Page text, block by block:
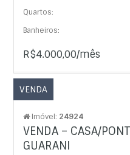
Quartos:
Banheiros:
R$4.000,00/mês
VENDA
Imóvel: 24924
VENDA – CASA/
GUARANI